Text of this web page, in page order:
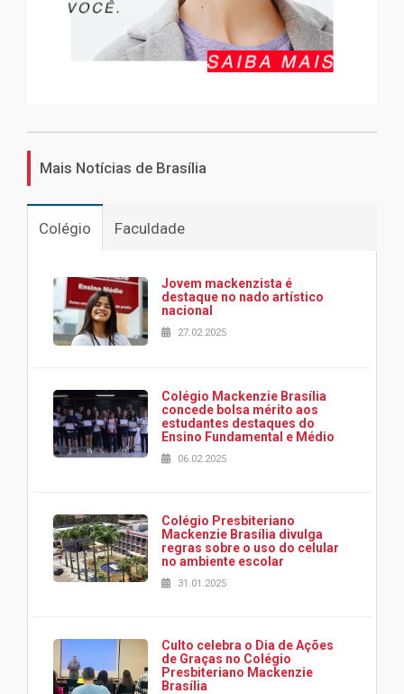
Mais Notícias de Brasília
Colégio Faculdade
Jovem mackenzista é
destaque no nado artístico
nacional
27.02.2025
Colégio Mackenzie Brasília
concede bolsa mérito aos
estudantes destaques do
Ensino Fundamental e Médio
06.02.2025
Colégio Presbiteriano
Mackenzie Brasília divulga
regras sobre o uso do celular
no ambiente escolar
31.01.2025
Culto celebra o Dia de Ações
de Graças no Colégio
Presbiteriano Mackenzie
Brasília